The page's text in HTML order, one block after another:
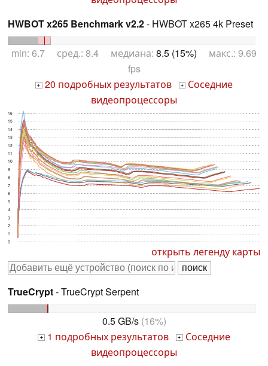
HWBOT x265 Benchmark v2.2- HWBOT x265 4k Preset
min: 6.7 сред.: 8.4 медиана: 8.5 (15%) макс.: 9.69
fps
+ 20 подробных результатов +
Соседние
видеопроцессоры
0
1
2
3
4
5
6
7
8
9
10
11
12
13
14
15
16
открыть легенду карты
TrueCrypt- TrueCrypt Serpent
0.5 GB/s(16%)
+ 1 подробных результатов + Соседние
видеопроцессоры